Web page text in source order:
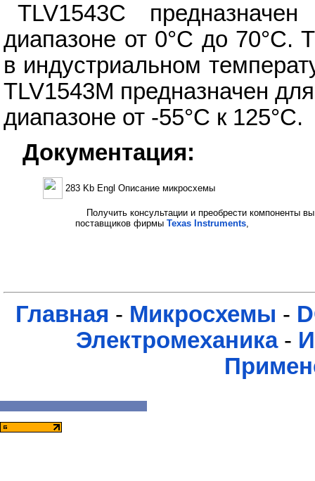
TLV1543C
диапазоне от 0°C до 70°C.
в индустриальном
TLV1543M предназначен
диапазоне от -55°C к 125°C.
Документация:
283 Kb Engl Описание микросхемы
Получить консультации и преобрести компоненты
поставщиков фирмы Texas Instruments
Главная - Микросхемы -
Электромеханика-